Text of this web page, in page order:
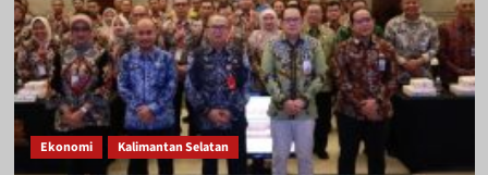
Ekonomi Kalimantan Selatan